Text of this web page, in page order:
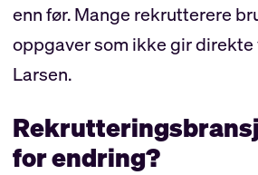
enn før. Mange rekrutterere
oppgaver som ikke gir direkte
Larsen.
for endring?